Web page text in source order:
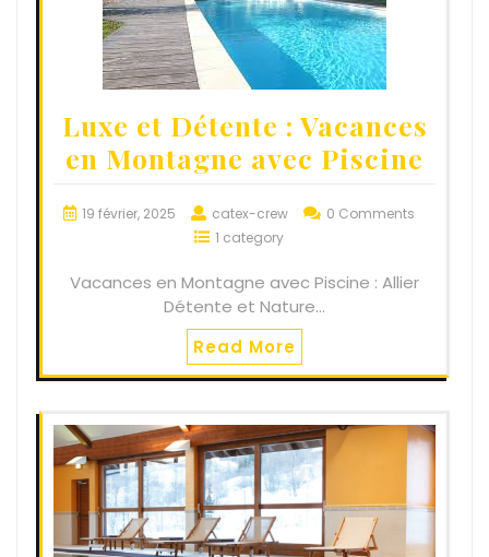
Luxe et Détente : Vacances
en Montagne avec Piscine
19 février, 2025 catex-crew
0 Comments
1 category
Vacances en Montagne avec Piscine : Allier
Détente et Nature…
Read More